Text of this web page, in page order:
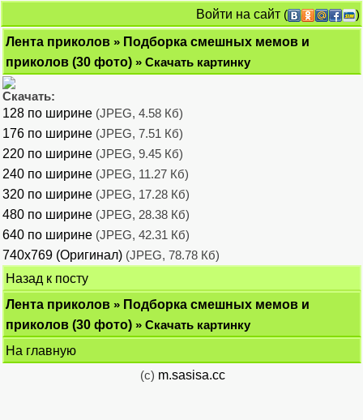
Войти на сайт (
)
Лента приколов » Подборка смешных мемов и
приколов (30 фото) » Скачать картинку
Скачать:
128 по ширине (JPEG, 4.58 Кб)
176 по ширине (JPEG, 7.51 Кб)
220 по ширине (JPEG, 9.45 Кб)
240 по ширине (JPEG, 11.27 Кб)
320 по ширине (JPEG, 17.28 Кб)
480 по ширине (JPEG, 28.38 Кб)
640 по ширине (JPEG, 42.31 Кб)
740x769 (Оригинал) (JPEG, 78.78 Кб)
Назад к посту
Лента приколов » Подборка смешных мемов и
приколов (30 фото) » Скачать картинку
На главную
(c) m.sasisa.cc